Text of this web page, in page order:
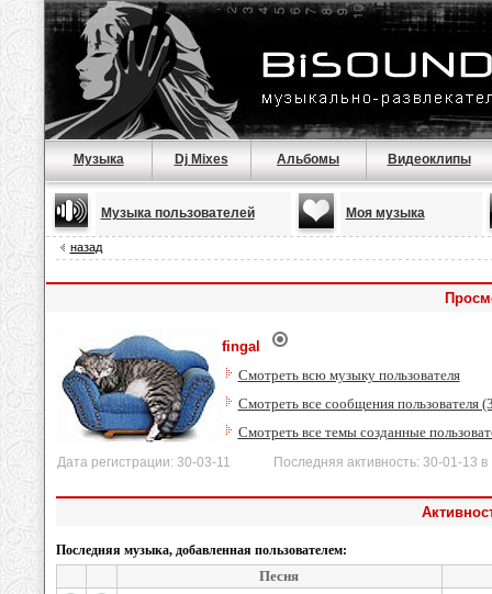
Музыка Dj Mixes Альбомы Видеоклипы
Музыка пользователей Моя музыка
назад
fingal
Смотреть всю музыку пользователя
Смотреть все сообщения пользователя
Смотреть все темы созданные
Дата регистрации: 30-03-11 Последняя активность: 30-01-13 в
Последняя музыка, добавленная пользователем:
Песня